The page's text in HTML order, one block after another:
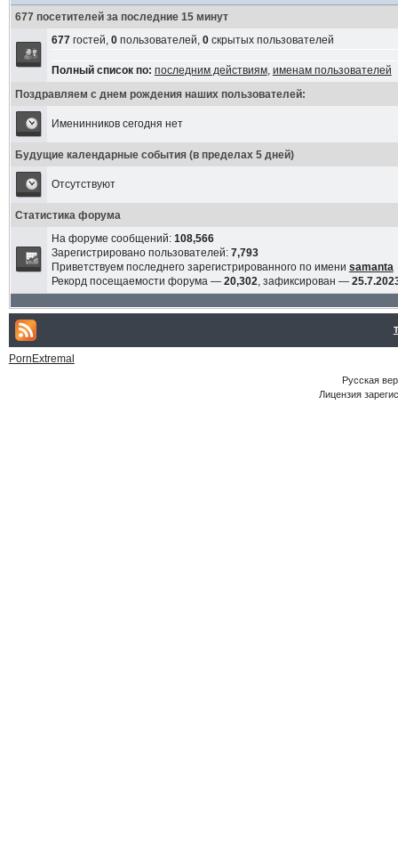
677 посетителей за последние 15 минут
677гостей, 0пользователей, 0скрытых пользователей
Полный список по: последним действиям, именам пользователей
Поздравляем с днем рождения наших пользователей:
Именинников сегодня нет
Будущие календарные события (в пределах 5 дней)
Отсутствуют
Статистика форума
На форуме сообщений: 108,566
Зарегистрировано пользователей: 7,793
Приветствуем последнего зарегистрированного по имени samanta
Рекорд посещаемости форума — 20,302, зафиксирован —
PornExtremal
Русская
Лицензия